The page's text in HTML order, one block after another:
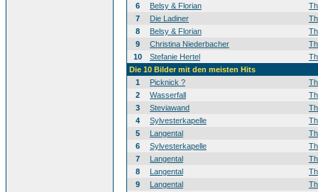
6
Belsy & Florian
7
Die Ladiner
8
Belsy & Florian
9
Christina Niederbacher
10
Stefanie Hertel
Die 10 Bilder mit den meisten Hits
1
Picknick ?
2
Wasserfall
3
Steviawand
4
Sylvesterkapelle
5
Langental
6
Sylvesterkapelle
7
Langental
8
Langental
9
Langental